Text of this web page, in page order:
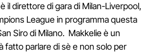
il direttore di gara di Milan-Liverpool,
League in programma questa
Siro di Milano. Makkelie è un
fatto parlare di sè e non solo per